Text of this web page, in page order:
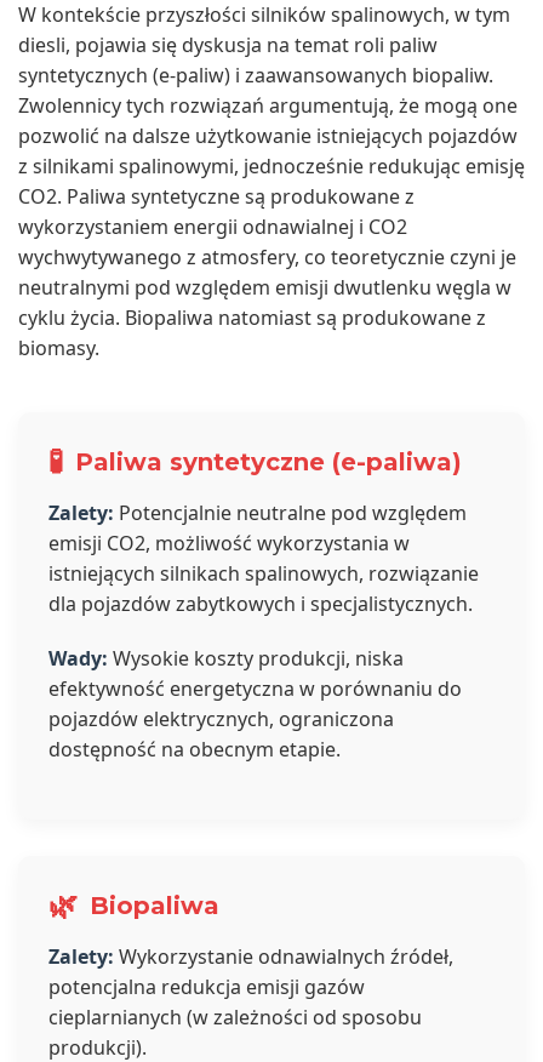
W kontekście przyszłości silników spalinowych, w tym
diesli, pojawia się dyskusja na temat roli paliw
syntetycznych (e-paliw) i zaawansowanych biopaliw.
Zwolennicy tych rozwiązań argumentują, że mogą one
pozwolić na dalsze użytkowanie istniejących pojazdów
z silnikami spalinowymi, jednocześnie redukując emisję
CO2. Paliwa syntetyczne są produkowane z
wykorzystaniem energii odnawialnej i CO2
wychwytywanego z atmosfery, co teoretycznie czyni je
neutralnymi pod względem emisji dwutlenku węgla w
cyklu życia. Biopaliwa natomiast są produkowane z
biomasy.
🧪 Paliwa syntetyczne (e-paliwa)
Zalety: Potencjalnie neutralne pod względem
emisji CO2, możliwość wykorzystania w
istniejących silnikach spalinowych, rozwiązanie
dla pojazdów zabytkowych i specjalistycznych.
Wady: Wysokie koszty produkcji, niska
efektywność energetyczna w porównaniu do
pojazdów elektrycznych, ograniczona
dostępność na obecnym etapie.
🌿 Biopaliwa
Zalety: Wykorzystanie odnawialnych źródeł,
potencjalna redukcja emisji gazów
cieplarnianych (w zależności od sposobu
produkcji).